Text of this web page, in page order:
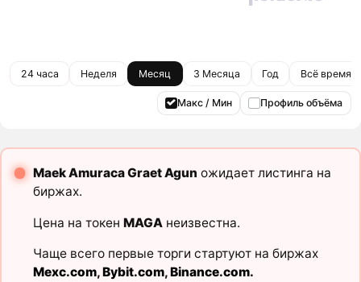
24 часа Неделя Месяц 3 Месяца Год Всё время
Макс / Мин Профиль объёма
Maek Amuraca Graet Agun ожидает листинга на
биржах.
Цена на токен MAGAнеизвестна.
Чаще всего первые торги стартуют на биржах
Mexc.com,Bybit.com,Binance.com.